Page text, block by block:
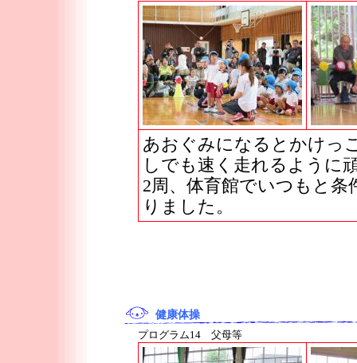
あおぐみになるとかけっ
しでも速く走れるように
2周、体育館でいつもと
りました。
健康体操
プログラム14 父母等